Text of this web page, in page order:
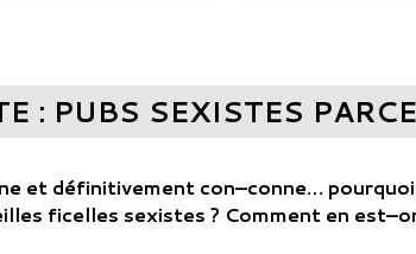
: PUBS SEXISTES
et définitivement con–conne…
ficelles sexistes ? Comment en